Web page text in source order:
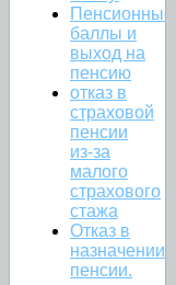
Пенсионные
баллы и
выход на
пенсию
отказ в
страховой
пенсии
из-за
малого
страхового
стажа
Отказ в
назначении
пенсии.